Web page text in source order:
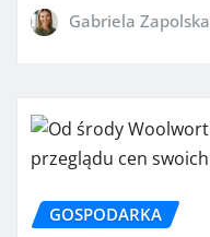
Gabriela Zapolska
GOSPODARKA